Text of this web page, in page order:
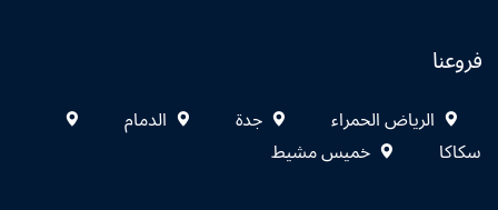
فروعنا
الرياض الحمراء جدة
الدمام
سكاكا
خميس مشيط